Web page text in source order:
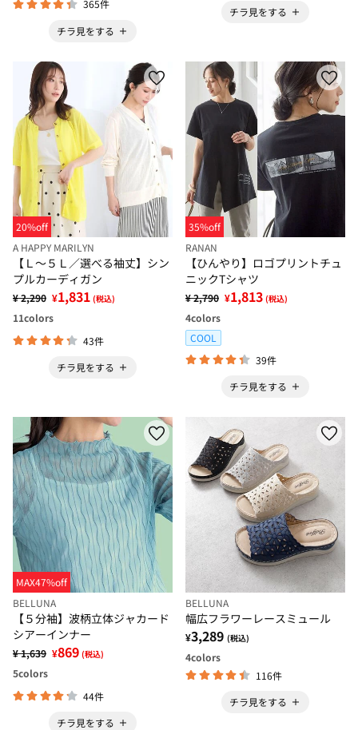
365件
チラ見をする
チラ見をする
20%off
A HAPPY MARILYN
【Ｌ～５Ｌ／選べる袖丈】シン
プルカーディガン
¥ 2,290 ¥1,831 (税込)
11colors
43件
チラ見をする
35%off
RANAN
【ひんやり】ロゴプリントチュ
ニックTシャツ
¥ 2,790 ¥1,813 (税込)
4colors
COOL
39件
チラ見をする
MAX47%off
BELLUNA
【５分袖】波柄立体ジャカード
シアーインナー
¥ 1,639 ¥869 (税込)
5colors
44件
チラ見をする
BELLUNA
幅広フラワーレースミュール
¥3,289 (税込)
4colors
116件
チラ見をする